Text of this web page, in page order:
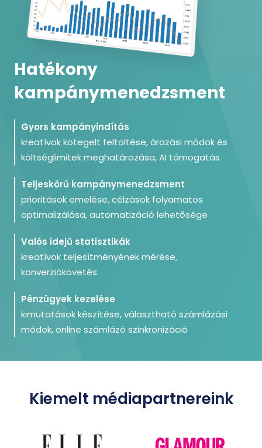
Hatékony
kampánymenedzsment
Gyors kampányindítás
kreatívok kötegelt feltöltése, árazási módok és
költséglimitek meghatározása, AI támogatás
Teljeskörű kampánymenedzsment
prioritások emelése, célzások folyamatos
optimalizálása, automatizáció lehetősége
Valós idejű statisztikák
kreatívok teljesítményének mérése,
konverziókövetés
Pénzügyek kezelése
kimutatások készítése, választható számlázási
módok, online számlázó szinkronizáció
Kiemelt médiapartnereink